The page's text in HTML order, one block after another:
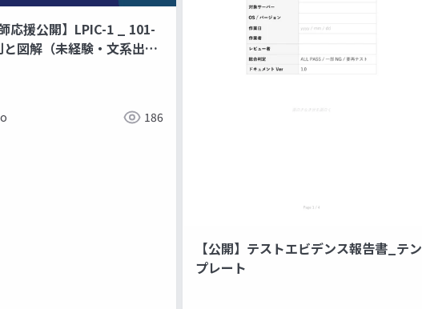
応援公開】LPIC-1 _ 101-
図解（未経験・文系出身
186
【公開】テストエビデンス報告書_テン
プレート